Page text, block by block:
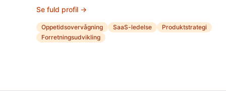
Se fuld profil →
Oppetidsovervågning SaaS-ledelse
Produktstrategi
Forretningsudvikling